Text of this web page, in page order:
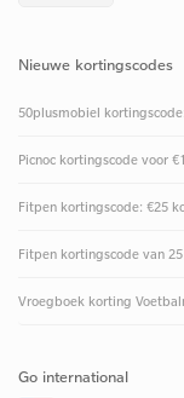
Nieuwe kortingscodes
50plusmobiel
Picnoc kortingscode voor
Fitpen kortingscode: €25
Fitpen kortingscode van
Vroegboek korting
Go international